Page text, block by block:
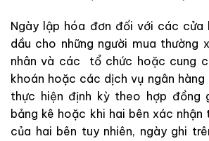
Ngày lập hóa đơn đối với các cửa
dầu cho những người mua thường
nhân và các tổ chức hoặc cung
khoán hoặc các dịch vụ ngân
thực hiện định kỳ theo hợp đồng
bảng kê hoặc khi hai bên xác
của hai bên tuy nhiên, ngày ghi